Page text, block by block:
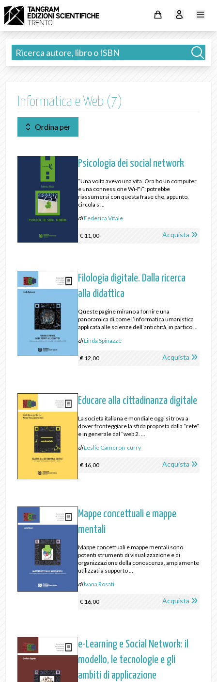
Informatica e Web (7)
Ordina per
Psicologia dei social network
“Una volta avevo una vita. Ora ho un computer
e una connessione Wi‑Fi”: potrebbe
riassumersi con questa frase che, appunto,
circola s ...
diFederica Vitale
€ 11,00 Acquista
Filologia digitale. Dalla ricerca
alla didattica
Queste pagine mirano a fornire una
panoramica di come l’informatica umanistica
applicata alle scienze dell’antichità, in partico ...
diLinda Spinazzè
€ 12,00 Acquista
Educare alla cittadinanza digitale
La società italiana e mondiale oggi si trova a
dover fronteggiare la sfida proposta dalla “rete”
e in generale dal “web 2. ...
diLeslie Cameron-curry
€ 16,00 Acquista
Mappe concettuali e mappe
mentali
Mappe concettuali e mappe mentali sono
potenti strumenti di visualizzazione e di
organizzazione della conoscenza, ampiamente
utilizzati a supporto ...
diIvana Rosati
€ 16,00 Acquista
e-Learning e Social Network: il
modello, le tecnologie e gli
ambiti di applicazione